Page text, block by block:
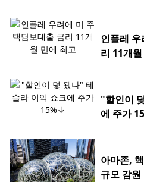
인플레
리 11개
"할인이
에 주가
아마존,
규모 감